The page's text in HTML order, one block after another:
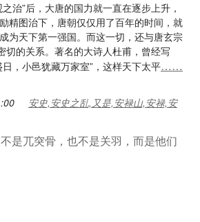
治”后，大唐的国力就一直在逐步上升，
精图治下，唐朝仅仅用了百年的时间，就
为天下第一强国。而这一切，还与唐玄宗
切的关系。著名的大诗人杜甫，曾经写
，小邑犹藏万家室”，这样天下太平……
安史,安史之乱,又是,安禄山,安禄,安